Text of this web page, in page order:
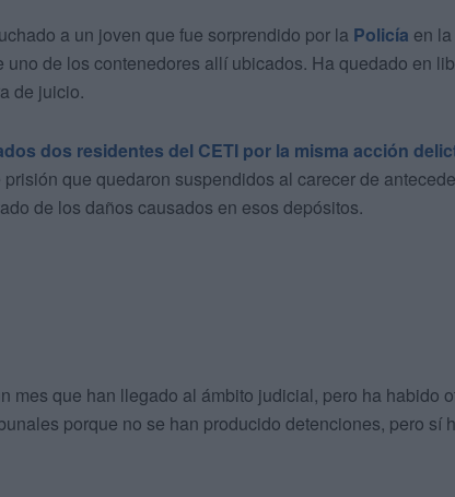
a un joven que fue sorprendido por la Policía en la
de los contenedores allí ubicados. Ha quedado en
de juicio.
dos residentes del CETI por la misma acción
que quedaron suspendidos al carecer de
de los daños causados en esos depósitos.
mes que han llegado al ámbito judicial, pero ha habido
porque no se han producido detenciones, pero sí